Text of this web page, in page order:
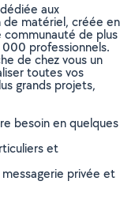
aux
matériel, créée en
communauté de plus
professionnels.
de chez vous un
toutes vos
grands projets,
besoin en quelques
et
privée et